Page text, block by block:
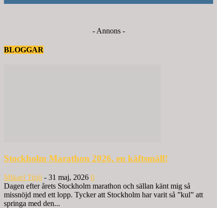
- Annons -
BLOGGAR
Stockholm Marathon 2026, en käftsmäll!
Mikael Tisjö - 31 maj, 2026 0
Dagen efter årets Stockholm marathon och sällan känt mig så
missnöjd med ett lopp. Tycker att Stockholm har varit så ”kul” att
springa med den...